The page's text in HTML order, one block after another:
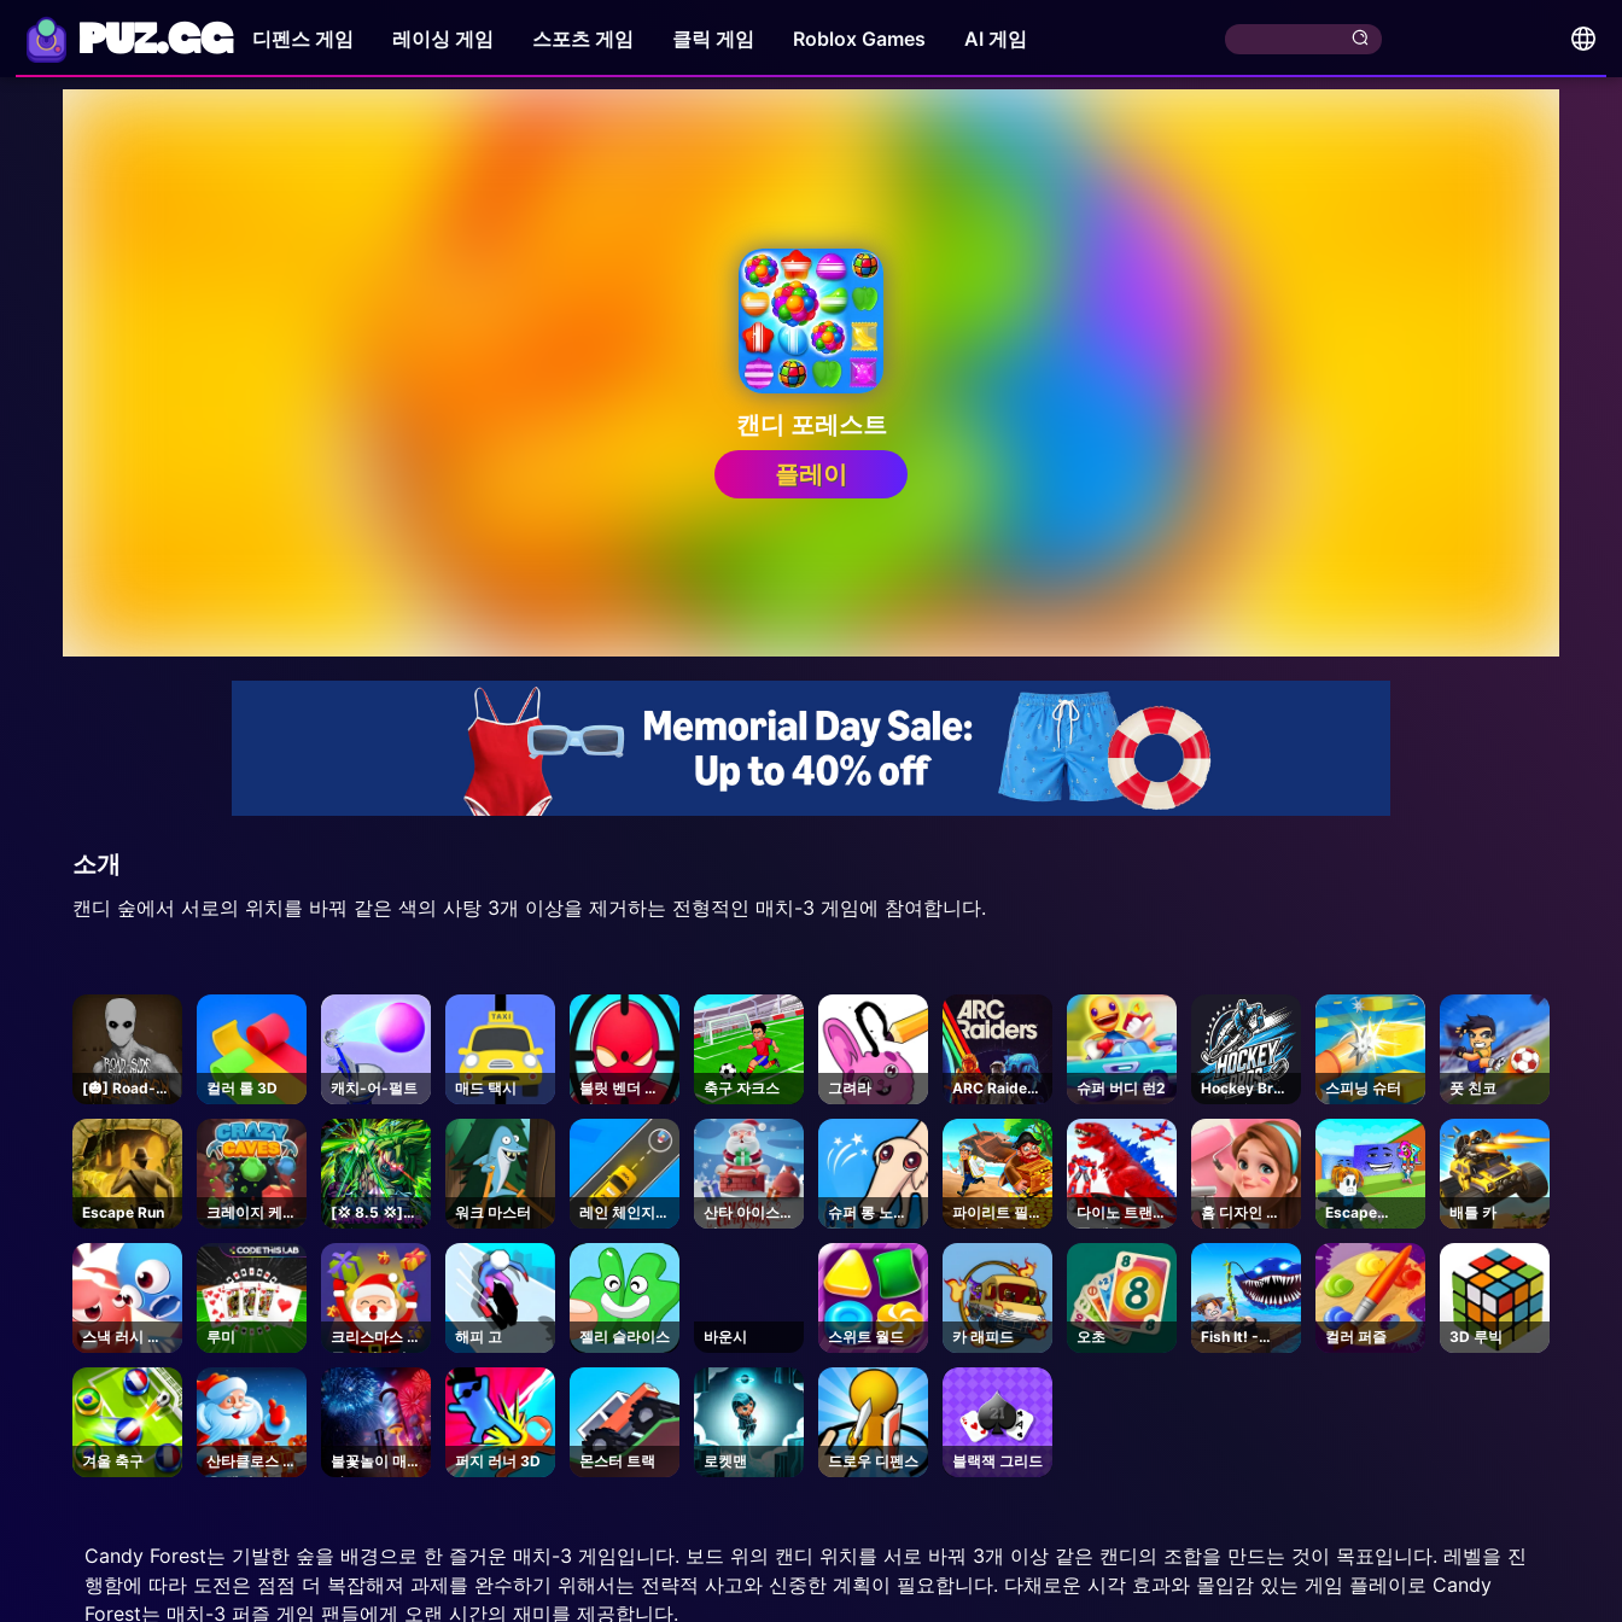
PUZ.GG 디펜스 게임 레이싱 게임 스포츠 게임 클릭 게임 Roblox Games AI 게임
캔디 포레스트
플레이
소개
캔디 숲에서 서로의 위치를 바꿔 같은 색의 사탕 3개 이상을 제거하는 전형적인 매치-3 게임에 참여합니다.
[🎃] Road-
Side
Shawarma
[HORROR] -
Roblox
컬러 롤 3D 캐치-어-펄트 매드 택시
불릿 벤더 온
라인
축구 자크스 그려라
ARC Raiders
- Steam
슈퍼 버디 런2
Hockey Bros
- Coming
Soon
스피닝 슈터 풋 친코
Escape Run
크레이지 케이
브스
[💢 8.5 💢]
Anime
Vanguards -
Roblox
워크 마스터
레인 체인지
3D
산타 아이스
점프
슈퍼 롱 노즈
독
파이리트 필리
지! 아예! 아
다이노 트랜스
폼 레이스
홈 디자인 드
리머
Escape
Tsunami For
Brainrots! -
Roblox
배틀 카
스낵 러시 퍼
즐
루미
크리스마스 선
물 떨어지기
해피 고 젤리 슬라이스 바운시 스위트 월드 카 래피드 오초
Fish It! -
Unblocked
컬러 퍼즐 3D 루빅
겨울 축구
산타클로스 겨
울 챌린지
불꽃놀이 매니
아
퍼지 러너 3D 몬스터 트랙 로켓맨 드로우 디펜스 블랙잭 그리드
Candy Forest는 기발한 숲을 배경으로 한 즐거운 매치-3 게임입니다. 보드 위의 캔디 위치를 서로 바꿔 3개 이상 같은 캔디의 조합을 만드는 것이 목표입니다. 레벨을 진
행함에 따라 도전은 점점 더 복잡해져 과제를 완수하기 위해서는 전략적 사고와 신중한 계획이 필요합니다. 다채로운 시각 효과와 몰입감 있는 게임 플레이로 Candy
Forest는 매치-3 퍼즐 게임 팬들에게 오랜 시간의 재미를 제공합니다.